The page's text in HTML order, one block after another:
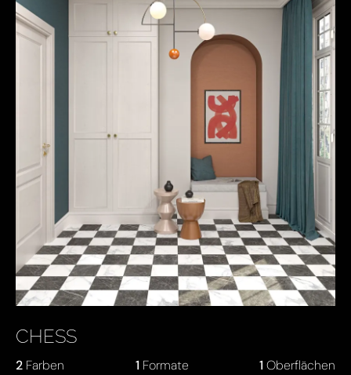
CHESS
2 Farben 1 Formate 1 Oberflächen